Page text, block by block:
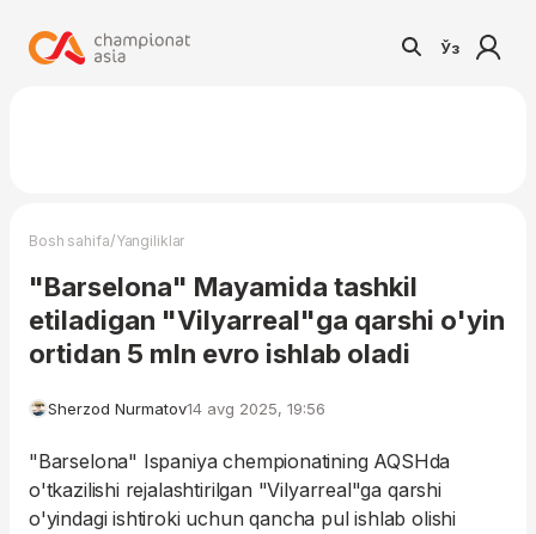
Ўз
Bosh sahifa/Yangiliklar
"Barselona" Mayamida tashkil
etiladigan "Vilyarreal"ga qarshi o'yin
ortidan 5 mln evro ishlab oladi
Sherzod Nurmatov14 avg 2025, 19:56
"Barselona" Ispaniya chempionatining AQSHda
o'tkazilishi rejalashtirilgan "Vilyarreal"ga qarshi
o'yindagi ishtiroki uchun qancha pul ishlab olishi